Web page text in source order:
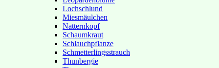
Lochschlund
Miesmäulchen
Natternkopf
Schaumkraut
Schlauchpflanze
Schmetterlingsstrauch
Thunbergie